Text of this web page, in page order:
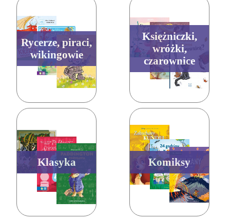
Rycerze, piraci,
wikingowie
Księżniczki,
wróżki,
czarownice
Klasyka Komiksy